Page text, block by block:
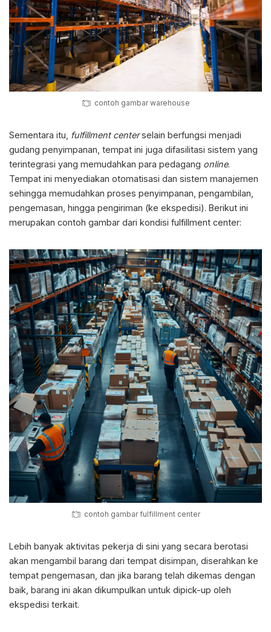
contoh gambar warehouse
Sementara itu, fulfillment center selain berfungsi menjadi
gudang penyimpanan, tempat ini juga difasilitasi sistem yang
terintegrasi yang memudahkan para pedagang online.
Tempat ini menyediakan otomatisasi dan sistem manajemen
sehingga memudahkan proses penyimpanan, pengambilan,
pengemasan, hingga pengiriman (ke ekspedisi). Berikut ini
merupakan contoh gambar dari kondisi fulfillment center:
contoh gambar fulfillment center
Lebih banyak aktivitas pekerja di sini yang secara berotasi
akan mengambil barang dari tempat disimpan, diserahkan ke
tempat pengemasan, dan jika barang telah dikemas dengan
baik, barang ini akan dikumpulkan untuk dipick-up oleh
ekspedisi terkait.